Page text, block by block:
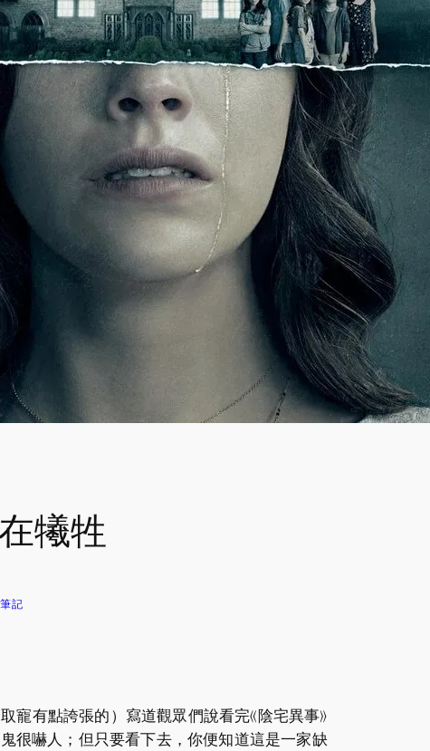
犧牲
記
有點誇張的）寫道觀眾們說看完《陰宅異事》
很嚇人；但只要看下去，你便知道這是一家缺